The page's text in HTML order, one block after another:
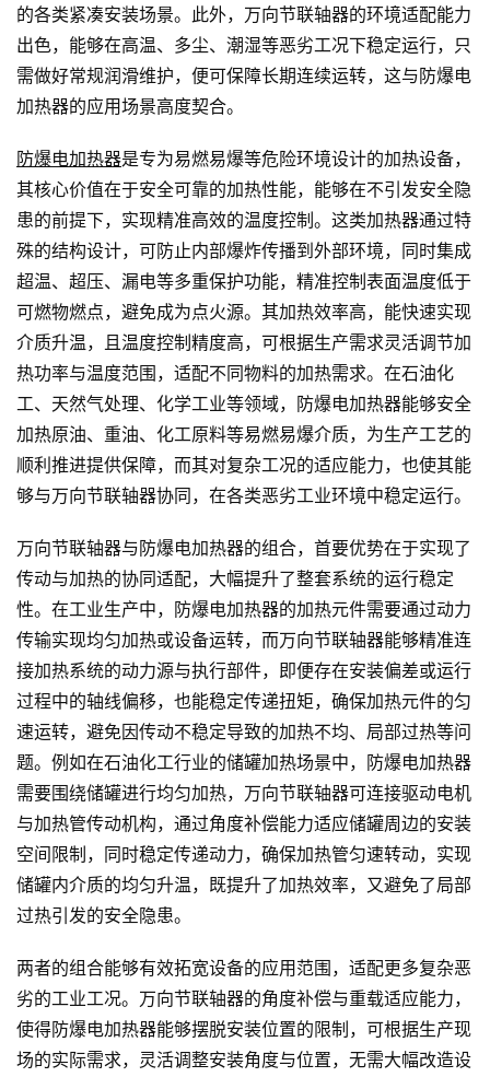
的各类紧凑安装场景。此外，万向节联轴器的环境适配能力
出色，能够在高温、多尘、潮湿等恶劣工况下稳定运行，只
需做好常规润滑维护，便可保障长期连续运转，这与防爆电
加热器的应用场景高度契合。
防爆电加热器是专为易燃易爆等危险环境设计的加热设备，
其核心价值在于安全可靠的加热性能，能够在不引发安全隐
患的前提下，实现精准高效的温度控制。这类加热器通过特
殊的结构设计，可防止内部爆炸传播到外部环境，同时集成
超温、超压、漏电等多重保护功能，精准控制表面温度低于
可燃物燃点，避免成为点火源。其加热效率高，能快速实现
介质升温，且温度控制精度高，可根据生产需求灵活调节加
热功率与温度范围，适配不同物料的加热需求。在石油化
工、天然气处理、化学工业等领域，防爆电加热器能够安全
加热原油、重油、化工原料等易燃易爆介质，为生产工艺的
顺利推进提供保障，而其对复杂工况的适应能力，也使其能
够与万向节联轴器协同，在各类恶劣工业环境中稳定运行。
万向节联轴器与防爆电加热器的组合，首要优势在于实现了
传动与加热的协同适配，大幅提升了整套系统的运行稳定
性。在工业生产中，防爆电加热器的加热元件需要通过动力
传输实现均匀加热或设备运转，而万向节联轴器能够精准连
接加热系统的动力源与执行部件，即便存在安装偏差或运行
过程中的轴线偏移，也能稳定传递扭矩，确保加热元件的匀
速运转，避免因传动不稳定导致的加热不均、局部过热等问
题。例如在石油化工行业的储罐加热场景中，防爆电加热器
需要围绕储罐进行均匀加热，万向节联轴器可连接驱动电机
与加热管传动机构，通过角度补偿能力适应储罐周边的安装
空间限制，同时稳定传递动力，确保加热管匀速转动，实现
储罐内介质的均匀升温，既提升了加热效率，又避免了局部
过热引发的安全隐患。
两者的组合能够有效拓宽设备的应用范围，适配更多复杂恶
劣的工业工况。万向节联轴器的角度补偿与重载适应能力，
使得防爆电加热器能够摆脱安装位置的限制，可根据生产现
场的实际需求，灵活调整安装角度与位置，无需大幅改造设